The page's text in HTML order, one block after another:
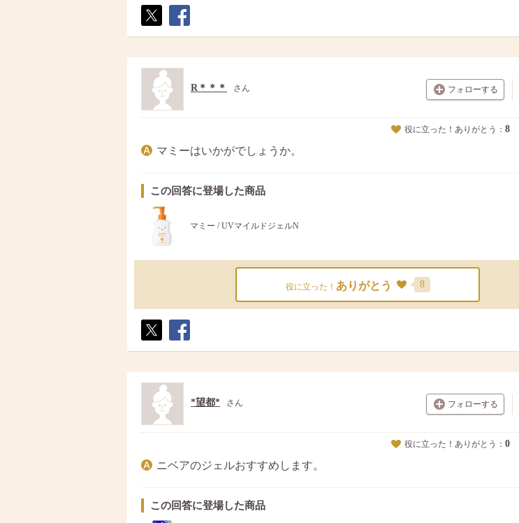
ト
ア
フォローする
R＊＊＊ さん
役に立った！ありがとう： 8
マミーはいかがでしょうか。
この回答に登場した商品
マミー / UVマイルドジェルN
役に立った！ ありがとう 8
ト
ア
フォローする
*望都* さん
役に立った！ありがとう： 0
ニベアのジェルおすすめします。
この回答に登場した商品